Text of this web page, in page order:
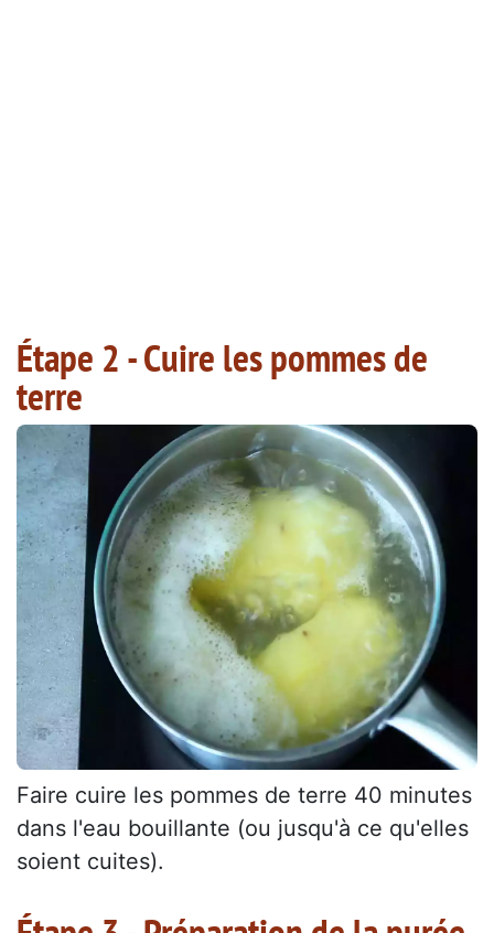
Étape 2 - Cuire les pommes de
terre
Faire cuire les pommes de terre 40 minutes
dans l'eau bouillante (ou jusqu'à ce qu'elles
soient cuites).